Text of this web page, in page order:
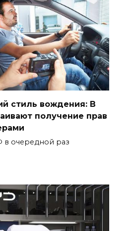
стиль вождения: В
получение прав
в очередной раз